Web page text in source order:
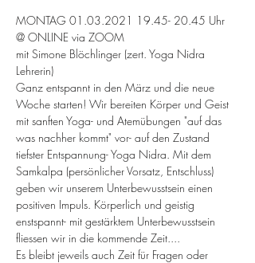
MONTAG 01.03.2021 19.45- 20.45 Uhr
@ ONLINE via ZOOM
mit Simone Blöchlinger (zert. Yoga Nidra
Lehrerin)
Ganz entspannt in den März und die neue
Woche starten! Wir bereiten Körper und Geist
mit sanften Yoga- und Atemübungen "auf das
was nachher kommt" vor- auf den Zustand
tiefster Entspannung- Yoga Nidra. Mit dem
Samkalpa (persönlicher Vorsatz, Entschluss)
geben wir unserem Unterbewusstsein einen
positiven Impuls. Körperlich und geistig
enstspannt- mit gestärktem Unterbewusstsein
fliessen wir in die kommende Zeit....
Es bleibt jeweils auch Zeit für Fragen oder